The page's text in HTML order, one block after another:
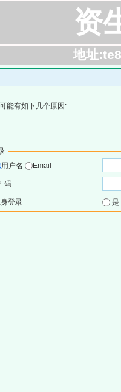
资
地址
能有如下几个原因:
用户名
Email
码
登录